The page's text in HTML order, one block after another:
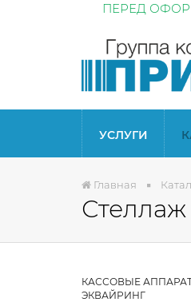
ПЕРЕД
УСЛУГИ
Главная
КАССОВЫЕ
ЭКВАЙРИНГ